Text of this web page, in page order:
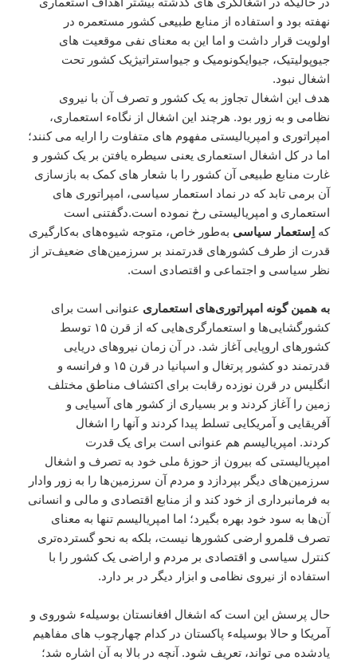
نهفته بود و استفاده از منابع طبیعی کشور مستعمره در
اولویت قرار داشت و اما این به معنای نفی موقعیت های
جیوپولیتیک، جیوایکونومیک و جیواستراتیژیک کشور تحت
اشغال نبود.
هدف این اشغال تجاوز به یک کشور و تصرف آن با نیروی
نظامی و به زور بود. هرچند این اشغال از نگاهء استعماری،
امپراتوری و امپریالیستی مفهوم های متفاوت را ارایه می کنند؛
اما در کل اشغال استعماری یعنی سیطره یافتن بر یک کشور و
غارت منابع طبیعی آن کشور را با شعار های کمک به بازسازی
آن برمی تابد که در نماد استعمار سیاسی، امپراتوری های
استعماری و امپریالیستی رخ نموده است.دگفتنی است
که اِستعمار سیاسی به‌طور خاص، متوجه شیوه‌های به‌کارگیری
قدرت از طرف کشورهای قدرتمند بر سرزمین‌های ضعیف‌تر از
نظر سیاسی و اجتماعی و اقتصادی است.
به همین گونه امپراتوری‌های استعماری عنوانی است برای
کشورگشایی‌ها و استعمارگری‌هایی که از قرن ۱۵ توسط
کشورهای اروپایی آغاز شد. در آن زمان نیروهای دریایی
قدرتمند دو کشور پرتغال و اسپانیا در قرن ۱۵ و فرانسه و
انگلیس در قرن نوزده رقابت برای اکتشاف مناطق مختلف
زمین را آغاز کردند و بر بسیاری از کشور های آسیایی و
آفریقایی و آمریکایی تسلط پیدا کردند و آنها را اشغال
کردند. امپریالیسم هم عنوانی است برای یک قدرت
امپریالیستی که بیرون از حوزهٔ ملی خود به تصرف و اشغال
سرزمین‌های دیگر بپردازد و مردم آن سرزمین‌ها را به زور وادار
به فرمانبرداری از خود کند و از منابع اقتصادی و مالی و انسانی
آن‌ها به سود خود بهره بگیرد؛ اما امپریالیسم تنها به معنای
تصرف قلمرو ارضی کشورها نیست، بلکه به نحو گسترده‌تری
کنترل سیاسی و اقتصادی بر مردم و اراضی یک کشور را با
استفاده از نیروی نظامی و ابزار دیگر در بر دارد.
حال پرسش این است که اشغال افغانستان بوسیلهء شوروی و
آمریکا و حالا بوسیلهء پاکستان در کدام چهارچوب های مفاهیم
یادشده می تواند، تعریف شود. آنچه در بالا به آن اشاره شد؛